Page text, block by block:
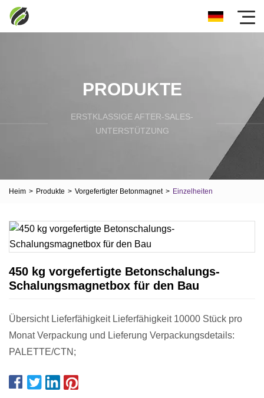
PRODUKTE
ERSTKLASSIGE AFTER-SALES-
UNTERSTÜTZUNG
Heim > Produkte > Vorgefertigter Betonmagnet > Einzelheiten
450 kg vorgefertigte Betonschalungs-
Schalungsmagnetbox für den Bau
Übersicht Lieferfähigkeit Lieferfähigkeit 10000 Stück pro
Monat Verpackung und Lieferung Verpackungsdetails:
PALETTE/CTN;